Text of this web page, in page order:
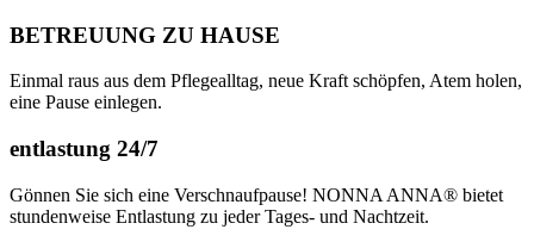
BETREUUNG ZU HAUSE
Einmal raus aus dem Pflegealltag, neue Kraft schöpfen, Atem holen,
eine Pause einlegen.
entlastung 24/7
Gönnen Sie sich eine Verschnaufpause! NONNA ANNA® bietet
stundenweise Entlastung zu jeder Tages- und Nachtzeit.